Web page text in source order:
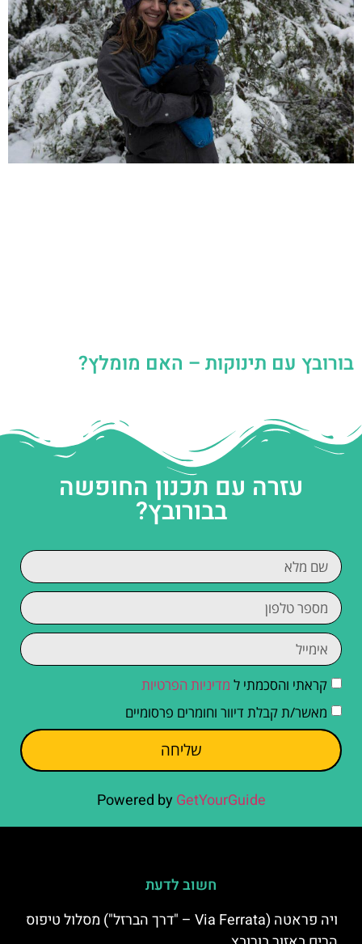
בורובץ עם תינוקות – האם מומלץ?
עזרה עם תכנון החופשה
בבורובץ?
קראתי והסכמתי ל מדיניות הפרטיות
מאשר/ת קבלת דיוור וחומרים פרסומיים
שליחה
Powered by GetYourGuide
חשוב לדעת
ויה פראטה (Via Ferrata – "דרך הברזל") מסלול טיפוס